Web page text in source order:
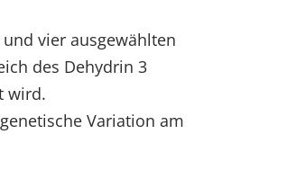
vier ausgewählten
des Dehydrin 3
wird.
Variation am